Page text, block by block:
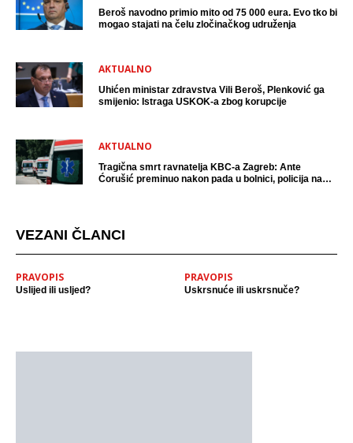
Beroš navodno primio mito od 75 000 eura. Evo tko bi
mogao stajati na čelu zločinačkog udruženja
AKTUALNO
Uhićen ministar zdravstva Vili Beroš, Plenković ga
smijenio: Istraga USKOK-a zbog korupcije
AKTUALNO
Tragična smrt ravnatelja KBC-a Zagreb: Ante
Ćorušić preminuo nakon pada u bolnici, policija na
VEZANI ČLANCI
PRAVOPIS
Uslijed ili usljed?
PRAVOPIS
Uskrsnuće ili uskrsnuče?